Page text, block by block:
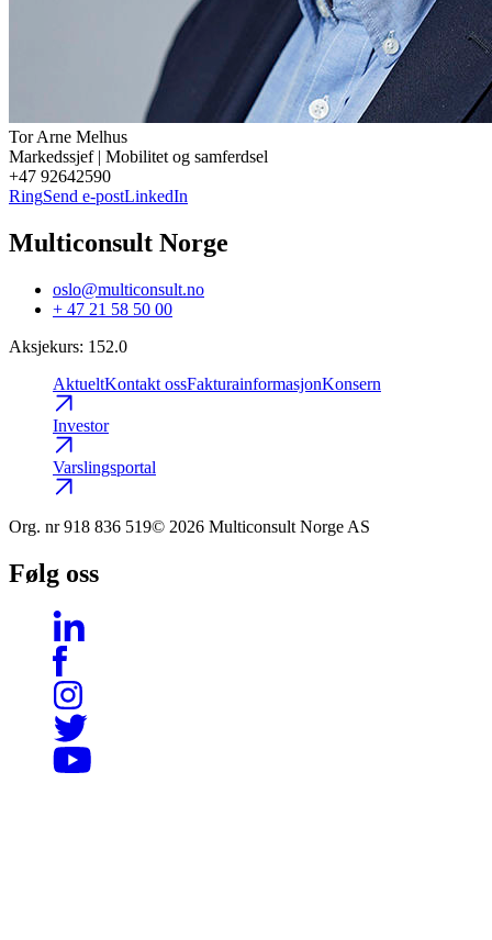
Tor Arne Melhus
Markedssjef | Mobilitet og samferdsel
+47 92642590
RingSend e-postLinkedIn
Multiconsult Norge
oslo@multiconsult.no
+ 47 21 58 50 00
Aksjekurs: 152.0
AktueltKontakt ossFakturainformasjonKonsern
Investor
Varslingsportal
Org. nr 918 836 519© 2026 Multiconsult Norge AS
Følg oss